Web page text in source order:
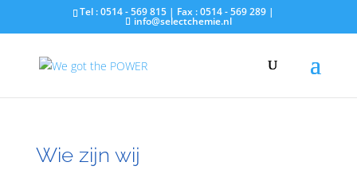
Tel : 0514 - 569 815 | Fax : 0514 - 569 289 |
info@selectchemie.nl
Wie zijn wij